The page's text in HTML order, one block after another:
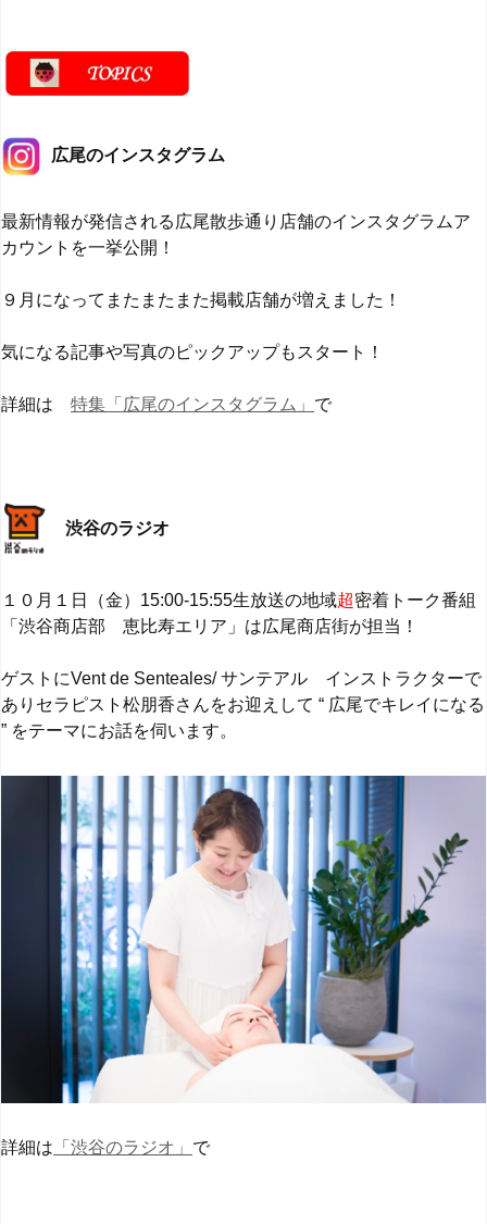
広尾のインスタグラム
最新情報が発信される広尾散歩通り店舗のインスタグラムア
カウントを一挙公開！
９月になってまたまたまた掲載店舗が増えました！
気になる記事や写真のピックアップもスタート！
詳細は 特集「広尾のインスタグラム」 で
渋谷のラジオ
１０月１日（金）15:00-15:55生放送の地域超密着トーク番組
「渋谷商店部 恵比寿エリア」は広尾商店街が担当！
ゲストにVent de Senteales/ サンテアル インストラクターで
ありセラピスト松朋香さんをお迎えして “ 広尾でキレイになる
” をテーマにお話を伺います。
詳細は 「渋谷のラジオ」 で